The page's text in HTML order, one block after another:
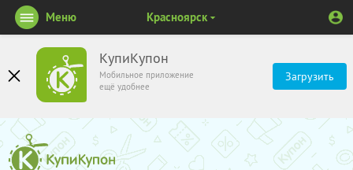
КупиКупон
Мобильное приложение
ещё удобнее
Загрузить
Меню Красноярск